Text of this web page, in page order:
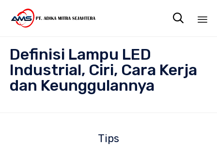

Definisi Lampu LED
Industrial, Ciri, Cara Kerja
dan Keunggulannya
Tips